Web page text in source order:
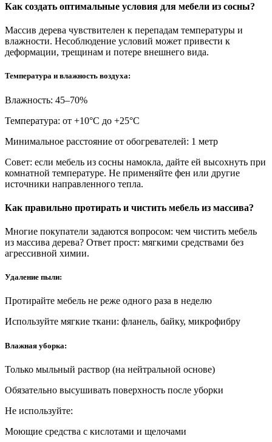
Как создать оптимальные условия для мебели из сосны?
Массив дерева чувствителен к перепадам температуры и
влажности. Несоблюдение условий может привести к
деформации, трещинам и потере внешнего вида.
Температура и влажность воздуха:
Влажность: 45–70%
Температура: от +10°С до +25°С
Минимальное расстояние от обогревателей: 1 метр
Совет: если мебель из сосны намокла, дайте ей высохнуть при
комнатной температуре. Не применяйте фен или другие
источники направленного тепла.
Как правильно протирать и чистить мебель из массива?
Многие покупатели задаются вопросом: чем чистить мебель
из массива дерева? Ответ прост: мягкими средствами без
агрессивной химии.
Удаление пыли:
Протирайте мебель не реже одного раза в неделю
Используйте мягкие ткани: фланель, байку, микрофибру
Влажная уборка:
Только мыльный раствор (на нейтральной основе)
Обязательно высушивать поверхность после уборки
Не используйте:
Моющие средства с кислотами и щелочами